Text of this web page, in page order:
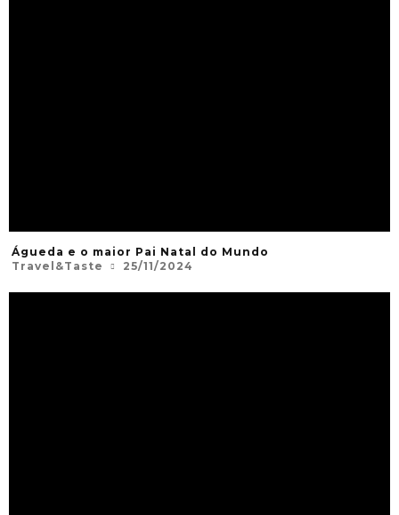
Águeda e o maior Pai Natal do Mundo
Travel&Taste
25/11/2024